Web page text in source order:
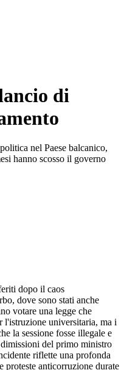
di
nel Paese balcanico,
hanno scosso il governo
dopo il caos
dove sono stati anche
votare una legge che
l'istruzione universitaria, ma i
la sessione fosse illegale e
del primo ministro
riflette una profonda
proteste anticorruzione durate